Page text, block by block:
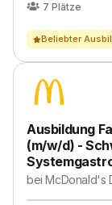
7 Plätze
Beliebter
Ausbildung
(m/w/d) -
beiMcDonald's